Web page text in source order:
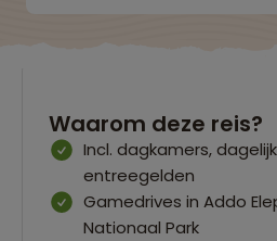
Waarom deze reis?
Incl. dagkamers,
entreegelden
Gamedrives in Addo
Nationaal Park